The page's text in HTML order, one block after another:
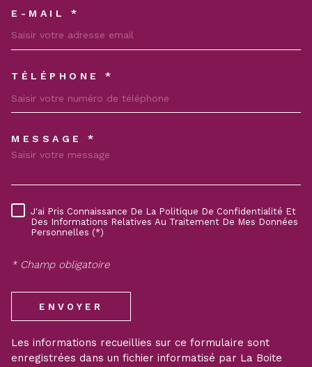
E-MAIL *
TÉLÉPHONE *
MESSAGE *
RÈGLEMENTATION
J'ai Pris Connaissance De La Politique De Confidentialité Et
Des Informations Relatives Au Traitement De Mes Données
Personnelles (*)
* Champ obligatoire
ENVOYER
Les informations recueillies sur ce formulaire sont
enregistrées dans un fichier informatisé par La Boite